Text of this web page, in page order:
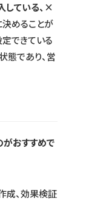
ている、×
決めることが
できている
態であり、営
がおすすめで
成、効果検証